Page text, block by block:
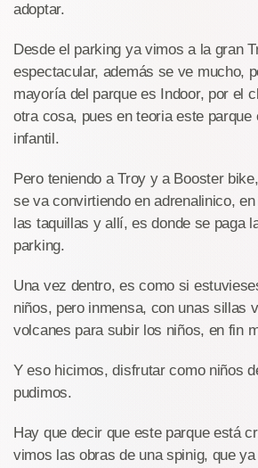
adoptar.
Desde el parking ya vimos a la gran
espectacular, además se ve mucho,
mayoría del parque es Indoor, por el
otra cosa, pues en teoria este parque
infantil.
Pero teniendo a Troy y a Booster
se va convirtiendo en adrenalinico,
las taquillas y allí, es donde se paga
parking.
Una vez dentro, es como si
niños, pero inmensa, con unas sillas
volcanes para subir los niños, en fin
Y eso hicimos, disfrutar como niños
pudimos.
Hay que decir que este parque está
vimos las obras de una spinig, que